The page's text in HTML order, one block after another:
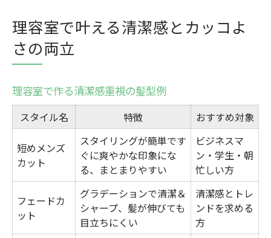
理容室で叶える清潔感とカッコよ
さの両立
理容室で作る清潔感重視の髪型例
スタイル名 特徴 おすすめ対象
短めメンズ
カット
スタイリングが簡単です
ぐに爽やかな印象にな
る、まとまりやすい
ビジネスマ
ン・学生・朝
忙しい方
フェードカ
ット
グラデーションで清潔＆
シャープ、髪が伸びても
目立ちにくい
清潔感とトレ
ンドを求める
方